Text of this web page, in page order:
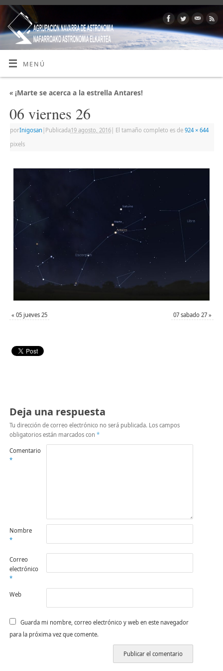
MENÚ
«¡Marte se acerca a la estrella Antares!
06 viernes 26
porInigosan Publicada19 agosto, 2016| El tamaño completo es de 924 × 644
pixels
« 05 jueves 25 07 sabado 27 »
Deja una respuesta
Tu dirección de correo electrónico no será publicada. Los campos
obligatorios están marcados con *
Comentario
*
Nombre
*
Correo
electrónico
*
Web
Guarda mi nombre, correo electrónico y web en este navegador
para la próxima vez que comente.